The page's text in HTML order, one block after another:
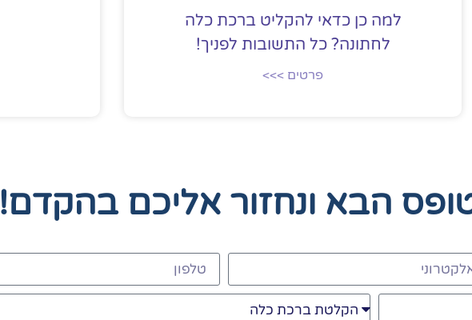
למה כן כדאי להקליט ברכת כלה
לחתונה? כל התשובות לפניך!
פרטים >>>
הבא ונחזור אליכם בהקדם!